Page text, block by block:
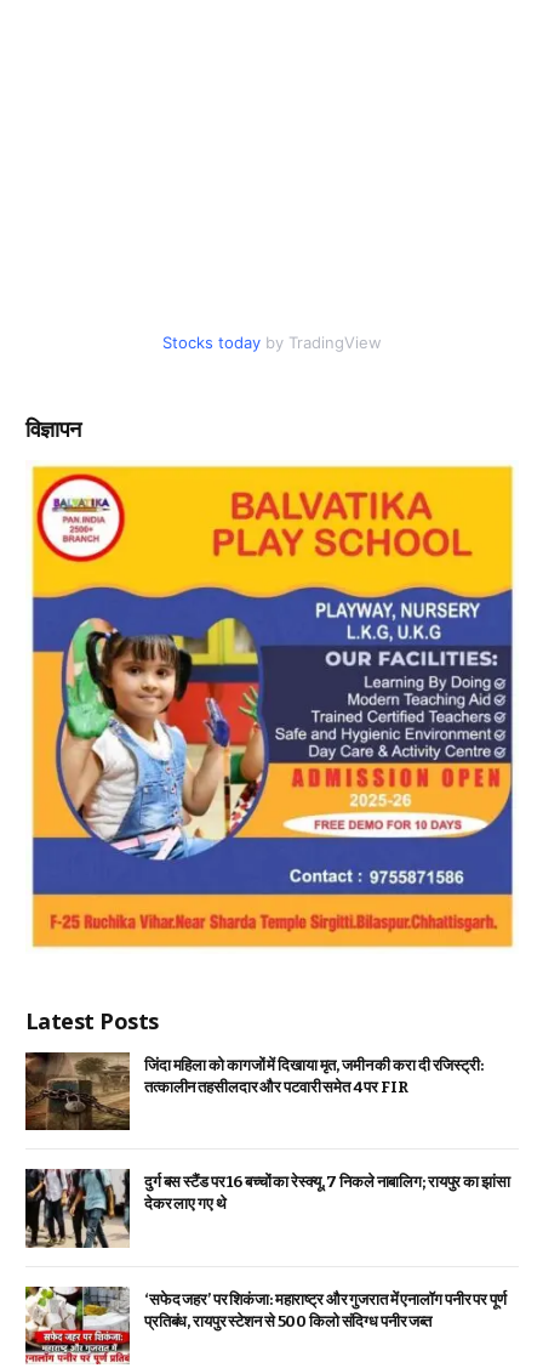
Stocks today by TradingView
विज्ञापन
Latest Posts
जिंदा महिला को कागजों में दिखाया मृत, जमीन की करा दी रजिस्ट्री:
तत्कालीन तहसीलदार और पटवारी समेत 4 पर FIR
दुर्ग बस स्टैंड पर 16 बच्चों का रेस्क्यू, 7 निकले नाबालिग; रायपुर का झांसा
देकर लाए गए थे
‘सफेद जहर’ पर शिकंजा: महाराष्ट्र और गुजरात में एनालॉग पनीर पर पूर्ण
प्रतिबंध, रायपुर स्टेशन से 500 किलो संदिग्ध पनीर जब्त